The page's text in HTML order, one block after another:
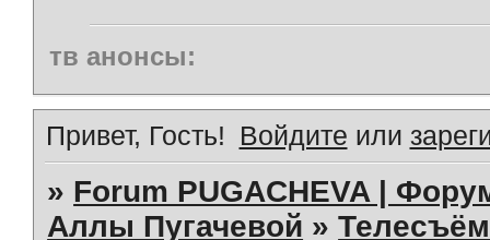
тв анонсы:
Привет, Гость! Войдите или
» Forum PUGACHEVA |
Аллы Пугачевой »